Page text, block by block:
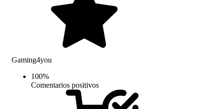
Gaming4you
100%
Comentarios positivos